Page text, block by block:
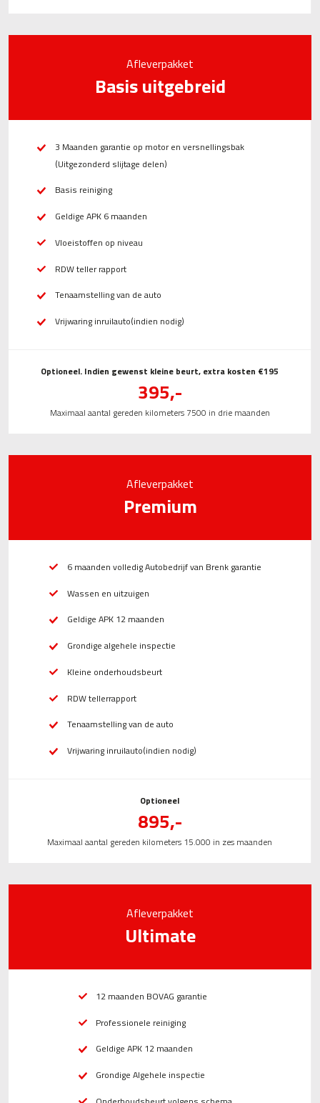
Afleverpakket
Basis uitgebreid
3 Maanden garantie op motor en versnellingsbak
(Uitgezonderd slijtage delen)
Basis reiniging
Geldige APK 6 maanden
Vloeistoffen op niveau
RDW teller rapport
Tenaamstelling van de auto
Vrijwaring inruilauto(indien nodig)
Optioneel. Indien gewenst kleine beurt, extra kosten €195
395,-
Maximaal aantal gereden kilometers 7500 in drie maanden
Afleverpakket
Premium
6 maanden volledig Autobedrijf van Brenk garantie
Wassen en uitzuigen
Geldige APK 12 maanden
Grondige algehele inspectie
Kleine onderhoudsbeurt
RDW tellerrapport
Tenaamstelling van de auto
Vrijwaring inruilauto(indien nodig)
Optioneel
895,-
Maximaal aantal gereden kilometers 15.000 in zes maanden
Afleverpakket
Ultimate
12 maanden BOVAG garantie
Professionele reiniging
Geldige APK 12 maanden
Grondige Algehele inspectie